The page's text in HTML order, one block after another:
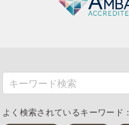
よく検索されているキーワード：